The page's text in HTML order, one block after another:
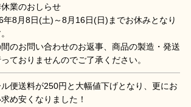
業のおしらせ
年8月8日(土)～8月16日(日)までお休みとなり
間のお問い合わせのお返事、商品の製造・発送
ておりませんのでご了承ください。
ル便送料が250円と大幅値下げとなり、更にお
め安くなりました！